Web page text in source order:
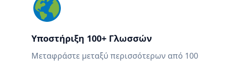
Υποστήριξη 100+ Γλωσσών
Μεταφράστε μεταξύ περισσότερων από 100